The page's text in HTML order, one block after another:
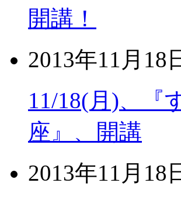
開講！
2013年11月18
11/18(月)、
座』、開講
2013年11月18